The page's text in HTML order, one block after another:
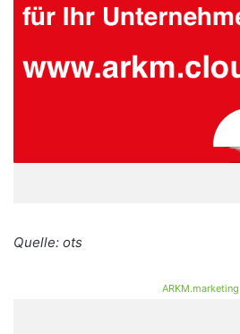
Quelle: ots
ARKM.marketing